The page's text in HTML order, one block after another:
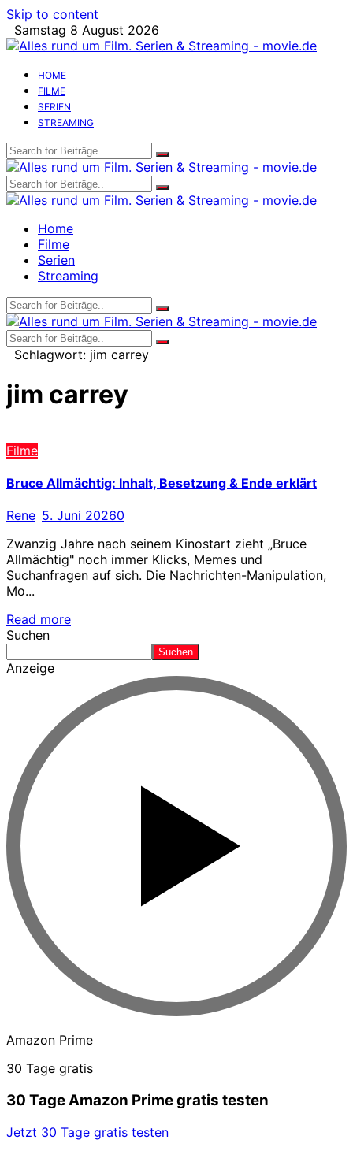
Skip to content
Samstag 8 August 2026
HOME
FILME
SERIEN
STREAMING
Home
Filme
Serien
Streaming
Schlagwort: jim carrey
jim carrey
Filme
Bruce Allmächtig: Inhalt, Besetzung & Ende erklärt
Rene—5. Juni 20260
Zwanzig Jahre nach seinem Kinostart zieht „Bruce
Allmächtig" noch immer Klicks, Memes und
Suchanfragen auf sich. Die Nachrichten-Manipulation,
Mo...
Read more
Suchen
Suchen
Anzeige
Amazon Prime
30 Tage gratis
30 Tage Amazon Prime gratis testen
Jetzt 30 Tage gratis testen